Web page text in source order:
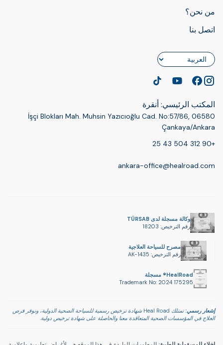
من نحن؟
اتصل بنا
اللغة
المكتب الرئيسي: أنقرة
İşçi Blokları Mah. Muhsin Yazıcıoğlu Cad. No:57/86, 06580
Çankaya/Ankara
+90 312 504 43 25
ankara-office@healroad.com
وكالة مسجلة لدى TÜRSAB
رقم الترخيص: 18203
مصرح للسياحة العلاجية
رقم الترخيص: AK-1435
HealRoad® مسجلة
Trademark No: 2024 175295
إشعار رسمي:
تمتلك Heal Road شهادة ترخيص رسمية للسياحة الصحية الدولية، ونوفر فرص
العلاج في المؤسسات الصحية المتعاقدة معنا والحاصلة على شهادة ترخيص دولية.